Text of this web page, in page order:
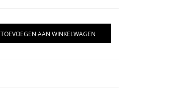
TOEVOEGEN AAN WINKELWAGEN